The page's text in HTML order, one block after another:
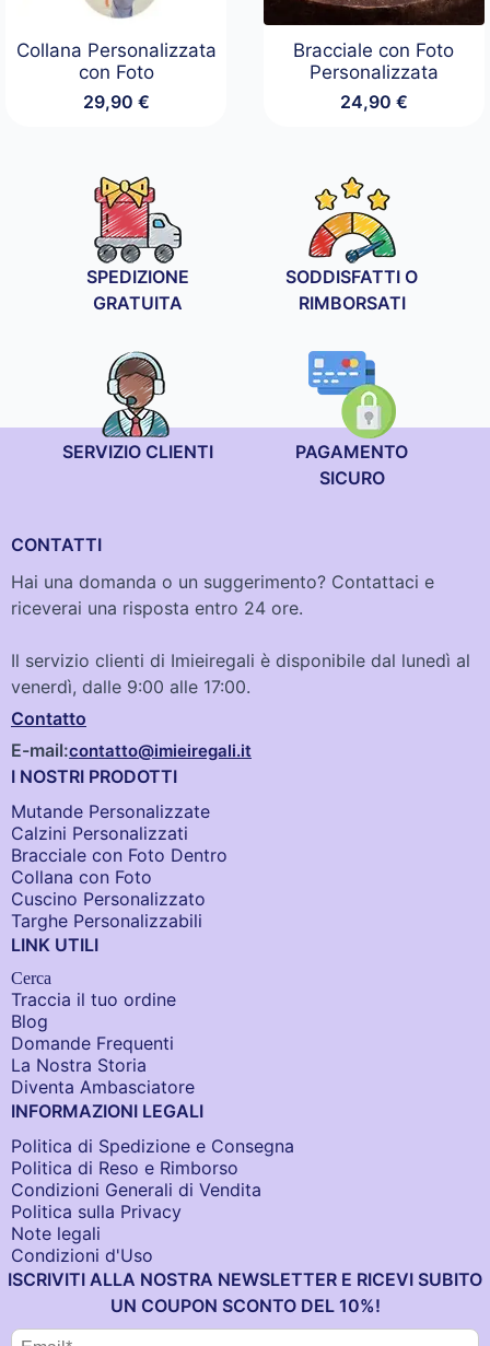
Collana Personalizzata
con Foto
29,90 €
Bracciale con Foto
Personalizzata
24,90 €
SPEDIZIONE
GRATUITA
SODDISFATTI O
RIMBORSATI
SERVIZIO CLIENTI
PAGAMENTO
SICURO
CONTATTI
Hai una domanda o un suggerimento? Contattaci e
riceverai una risposta entro 24 ore.
Il servizio clienti di Imieiregali è disponibile dal lunedì al
venerdì, dalle 9:00 alle 17:00.
Contatto
E-mail:contatto@imieiregali.it
I NOSTRI PRODOTTI
Mutande Personalizzate
Calzini Personalizzati
Bracciale con Foto Dentro​
Collana con Foto
Cuscino Personalizzato
Targhe Personalizzabili
LINK UTILI
Cerca
Traccia il tuo ordine
Blog
Domande Frequenti
La Nostra Storia
Diventa Ambasciatore
INFORMAZIONI LEGALI
Politica di Spedizione e Consegna
Politica di Reso e Rimborso
Condizioni Generali di Vendita
Politica sulla Privacy
Note legali
Condizioni d'Uso
ISCRIVITI ALLA NOSTRA NEWSLETTER E RICEVI SUBITO
UN COUPON SCONTO DEL 10%!